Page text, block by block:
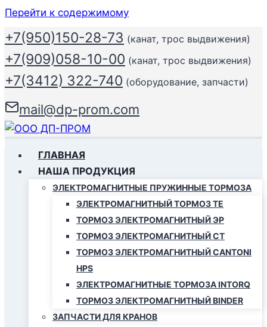
Перейти к содержимому
+7(950)150-28-73 (канат, трос выдвижения)
+7(909)058-10-00 (канат, трос выдвижения)
+7(3412) 322-740 (оборудование, запчасти)
mail@dp-prom.com
ГЛАВНАЯ
НАША ПРОДУКЦИЯ
ЭЛЕКТРОМАГНИТНЫЕ ПРУЖИННЫЕ ТОРМОЗА
ЭЛЕКТРОМАГНИТНЫЙ ТОРМОЗ ТЕ
ТОРМОЗ ЭЛЕКТРОМАГНИТНЫЙ ЭР
ТОРМОЗ ЭЛЕКТРОМАГНИТНЫЙ СТ
ТОРМОЗ ЭЛЕКТРОМАГНИТНЫЙ CANTONI
HPS
ЭЛЕКТРОМАГНИТНЫЕ ТОРМОЗА INTORQ
ТОРМОЗ ЭЛЕКТРОМАГНИТНЫЙ BINDER
ЗАПЧАСТИ ДЛЯ КРАНОВ